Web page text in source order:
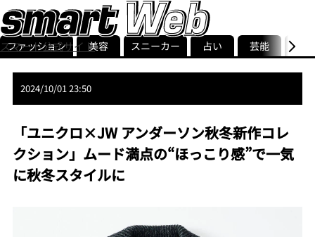
スマート公式サイト
smart最新号
記事一覧ランキング
ストリ
ファッション 美容 スニーカー 占い 芸能 グル
2024/10/01 23:50
「ユニクロ×JW アンダーソン秋冬新作コレ
クション」ムード満点の“ほっこり感”で一気
に秋冬スタイルに